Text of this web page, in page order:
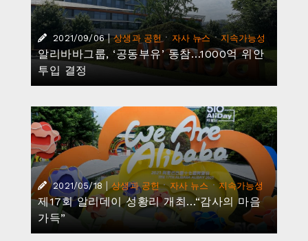
2021/09/06 | 상생과 공헌· 자사 뉴스· 지속가능성
알리바바그룹, ‘공동부유’ 동참…1000억 위안
투입 결정
2021/05/18 상생과 공헌·자사 뉴스 · 지속가능성
제17회 알리데이 성황리 개최…“감사의 마음
가득”